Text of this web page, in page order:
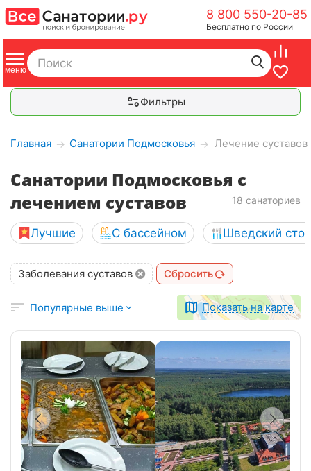
8 800 550-20-85
Бесплатно по России
Фильтры
Главная → Санатории Подмосковья → Лечение суставов
Санатории Подмосковья с
лечением суставов
18 санаториев
Лучшие С бассейном Шведский стол
Заболевания суставов Сбросить
Популярные выше Показать на карте